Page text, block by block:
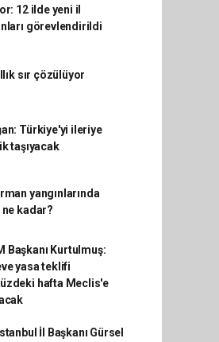
12 ilde yeni il
görevlendirildi
sır çözülüyor
Türkiye'yi ileriye
taşıyacak
yangınlarında
ne kadar?
Başkanı Kurtulmuş:
yasa teklifi
hafta Meclis'e
İl Başkanı Gürsel